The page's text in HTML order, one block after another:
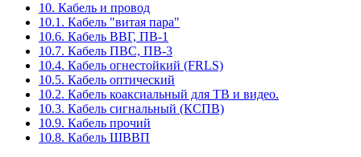
10. Кабель и провод
10.1. Кабель "витая пара"
10.6. Кабель ВВГ, ПВ-1
10.7. Кабель ПВС, ПВ-3
10.4. Кабель огнестойкий (FRLS)
10.5. Кабель оптический
10.2. Кабель коаксиальный для ТВ и видео.
10.3. Кабель сигнальный (КСПВ)
10.9. Кабель прочий
10.8. Кабель ШВВП